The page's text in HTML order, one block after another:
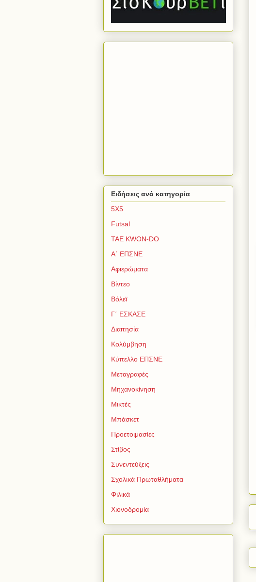
Ειδήσεις ανά κατηγορία
5Χ5
Futsal
TAE KWON-DO
Α΄ ΕΠΣΝΕ
Αφιερώματα
Βίντεο
Βόλεϊ
Γ΄ ΕΣΚΑΣΕ
Διαιτησία
Κολύμβηση
Κύπελλο ΕΠΣΝΕ
Μεταγραφές
Μηχανοκίνηση
Μικτές
Μπάσκετ
Προετοιμασίες
Στίβος
Συνεντεύξεις
Σχολικά Πρωταθλήματα
Φιλικά
Χιονοδρομία